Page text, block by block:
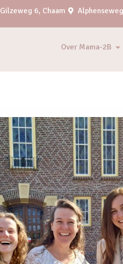
Gilzeweg 6, Chaam
Over Mama-2B